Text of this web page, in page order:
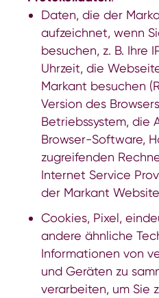
Daten, die der
aufzeichnet, wenn
besuchen, z. B. Ihre
Uhrzeit, die
Markant besuchen
Version des
Betriebssystem, die
Browser-Software,
zugreifenden
Internet Service
der Markant
Cookies, Pixel,
andere ähnliche
Informationen von
und Geräten zu
verarbeiten, um Sie